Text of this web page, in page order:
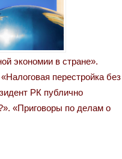
экономии в стране».
перестройка без
РК публично
«Приговоры по делам о